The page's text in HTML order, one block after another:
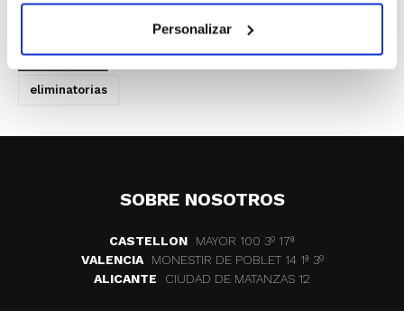
Personalizar
ETIQUETAS fase clasificatoria junior femenino
eliminatorias
SOBRE NOSOTROS
CASTELLON
MAYOR 100 3º 17ª
VALENCIA
MONESTIR DE POBLET 14 1ª 3º
ALICANTE
CIUDAD DE MATANZAS 12